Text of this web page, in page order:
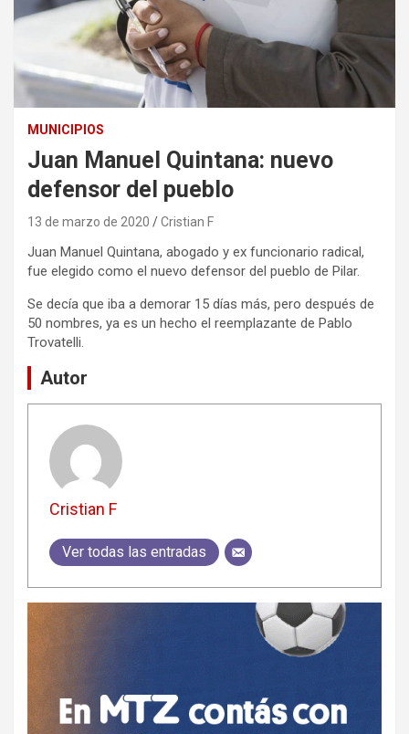
MUNICIPIOS
Juan Manuel Quintana: nuevo
defensor del pueblo
13 de marzo de 2020 Cristian F
Juan Manuel Quintana, abogado y ex funcionario radical,
fue elegido como el nuevo defensor del pueblo de Pilar.
Se decía que iba a demorar 15 días más, pero después de
50 nombres, ya es un hecho el reemplazante de Pablo
Trovatelli.
Autor
Cristian F
Ver todas las entradas